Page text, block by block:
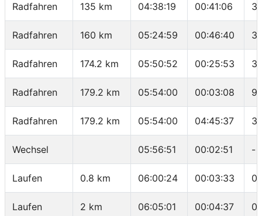
Radfahren 135 km 04:38:19 00:41:06
Radfahren 160 km 05:24:59 00:46:40
Radfahren 174.2 km 05:50:52 00:25:53
Radfahren 179.2 km 05:54:00 00:03:08
Radfahren 179.2 km 05:54:00 04:45:37
Wechsel 05:56:51 00:02:51 -
Laufen 0.8 km 06:00:24 00:03:33
Laufen 2 km 06:05:01 00:04:37